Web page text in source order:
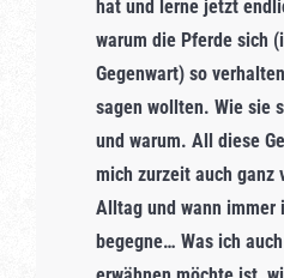
hat und lerne jetzt
warum die Pferde sich
Gegenwart) so
sagen wollten. Wie sie
und warum. All diese
mich zurzeit auch ganz
Alltag und wann immer
begegne… Was ich